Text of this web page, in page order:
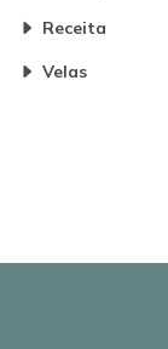
Receita
Velas